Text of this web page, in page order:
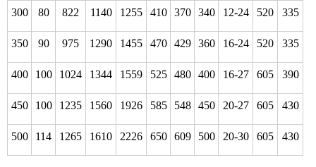
300 80 822 1140 1255 410 370 340 12-24 520 335
350 90 975 1290 1455 470 429 360 16-24 520 335
400 100 1024 1344 1559 525 480 400 16-27 605 390
450 100 1235 1560 1926 585 548 450 20-27 605 430
500 114 1265 1610 2226 650 609 500 20-30 605 430